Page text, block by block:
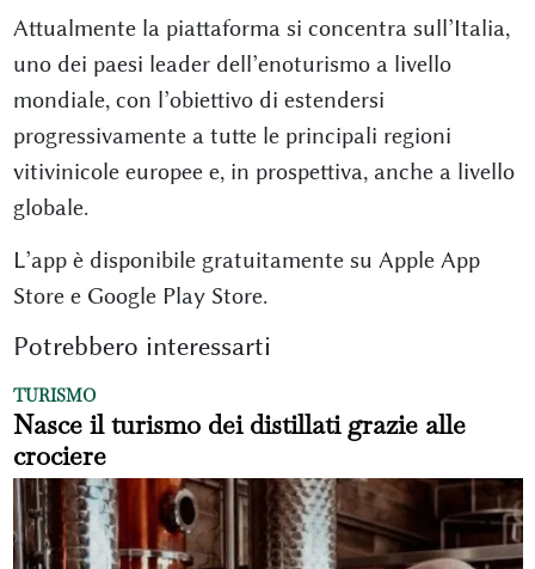
Attualmente la piattaforma si concentra sull’Italia,
uno dei paesi leader dell’enoturismo a livello
mondiale, con l’obiettivo di estendersi
progressivamente a tutte le principali regioni
vitivinicole europee e, in prospettiva, anche a livello
globale.
L’app è disponibile gratuitamente su Apple App
Store e Google Play Store.
Potrebbero interessarti
TURISMO
Nasce il turismo dei distillati grazie alle
crociere